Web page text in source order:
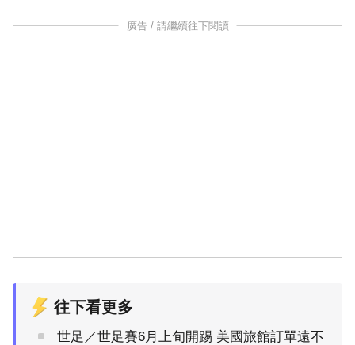
廣告 / 請繼續往下閱讀
往下看更多
世足／世足賽6月上旬開踢 美國旅館訂單遠不